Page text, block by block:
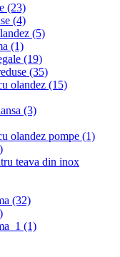
(23)
(4)
(5)
(1)
(19)
(35)
olandez (15)
(3)
olandez pompe (1)
teava din inox
(32)
(1)